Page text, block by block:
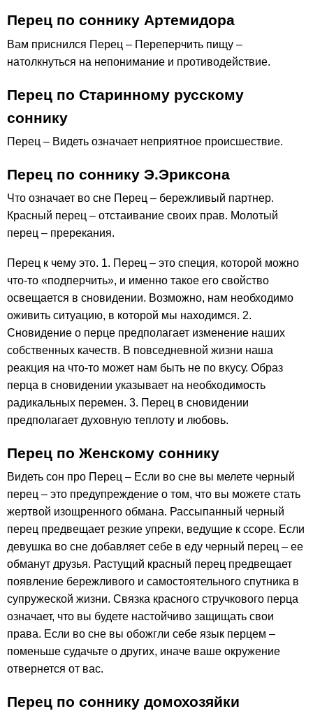
Перец по соннику Артемидора
Вам приснился Перец – Переперчить пищу –
натолкнуться на непонимание и противодействие.
Перец по Старинному русскому
соннику
Перец – Видеть означает неприятное происшествие.
Перец по соннику Э.Эриксона
Что означает во сне Перец – бережливый партнер.
Красный перец – отстаивание своих прав. Молотый
перец – пререкания.
Перец к чему это. 1. Перец – это специя, которой можно
что-то «подперчить», и именно такое его свойство
освещается в сновидении. Возможно, нам необходимо
оживить ситуацию, в которой мы находимся. 2.
Сновидение о перце предполагает изменение наших
собственных качеств. В повседневной жизни наша
реакция на что-то может нам быть не по вкусу. Образ
перца в сновидении указывает на необходимость
радикальных перемен. 3. Перец в сновидении
предполагает духовную теплоту и любовь.
Перец по Женскому соннику
Видеть сон про Перец – Если во сне вы мелете черный
перец – это предупреждение о том, что вы можете стать
жертвой изощренного обмана. Рассыпанный черный
перец предвещает резкие упреки, ведущие к ссоре. Если
девушка во сне добавляет себе в еду черный перец – ее
обманут друзья. Растущий красный перец предвещает
появление бережливого и самостоятельного спутника в
супружеской жизни. Связка красного стручкового перца
означает, что вы будете настойчиво защищать свои
права. Если во сне вы обожгли себе язык перцем –
поменьше судачьте о других, иначе ваше окружение
отвернется от вас.
Перец по соннику домохозяйки